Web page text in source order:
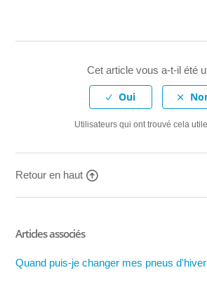
Cet article vous a-t-il été
Utilisateurs qui ont trouvé cela
Retour en haut
Articles associés
Quand puis-je changer mes pneus